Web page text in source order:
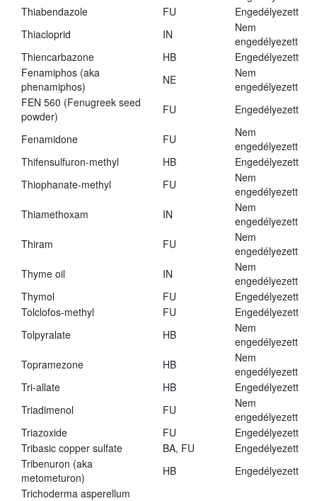
Thiabendazole
FU
Engedélyezett
Thiacloprid
IN
Nem
engedélyezett
Thiencarbazone
HB
Engedélyezett
Fenamiphos (aka
phenamiphos)
NE
Nem
engedélyezett
FEN 560 (Fenugreek seed
powder)
FU Engedélyezett
Fenamidone FU
Nem
engedélyezett
Thifensulfuron-methyl
HB
Engedélyezett
Thiophanate-methyl
FU
Nem
engedélyezett
Thiamethoxam
IN
Nem
engedélyezett
Thiram
FU
Nem
engedélyezett
Thyme oil
IN
Nem
engedélyezett
Thymol
FU
Engedélyezett
Tolclofos-methyl
FU
Engedélyezett
Tolpyralate
HB
Nem
engedélyezett
Topramezone
HB
Nem
engedélyezett
Tri-allate
HB
Engedélyezett
Triadimenol
FU
Nem
engedélyezett
Triazoxide
FU
Engedélyezett
Tribasic copper sulfate
BA, FU
Engedélyezett
Tribenuron (aka
metometuron)
HB
Engedélyezett
Trichoderma asperellum